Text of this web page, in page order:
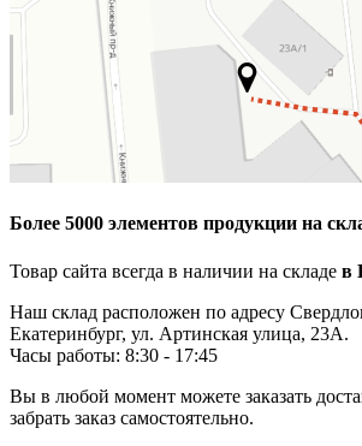
Более 5000 элементов продукции на
Товар сайта всегда в наличии на складе в
Наш склад расположен по адресу
Екатеринбург, ул. Артинская улица, 23А.
Часы работы: 8:30 - 17:45
Вы в любой момент можете заказать
забрать заказ самостоятельно.